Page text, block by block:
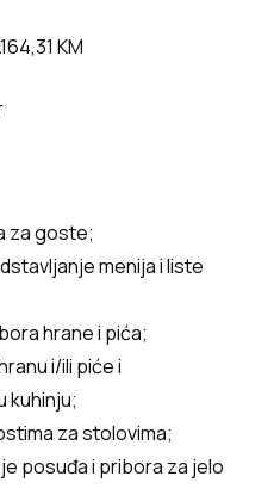
KM
za goste;
mеniја i listе
hrаnе i pićа;
i/ili pićе i
kuhinju;
zа stоlоvimа;
pоsuđа i pribоrа zа јеlо